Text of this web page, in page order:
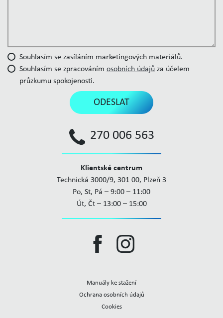
Souhlasím se zasíláním marketingových materiálů.
Souhlasím se zpracováním osobních údajů za účelem
průzkumu spokojenosti.
ODESLAT
270 006 563
Klientské centrum
Technická 3000/9, 301 00, Plzeň 3
Po, St, Pá – 9:00 – 11:00
Út, Čt – 13:00 – 15:00
Manuály ke stažení
Ochrana osobních údajů
Cookies